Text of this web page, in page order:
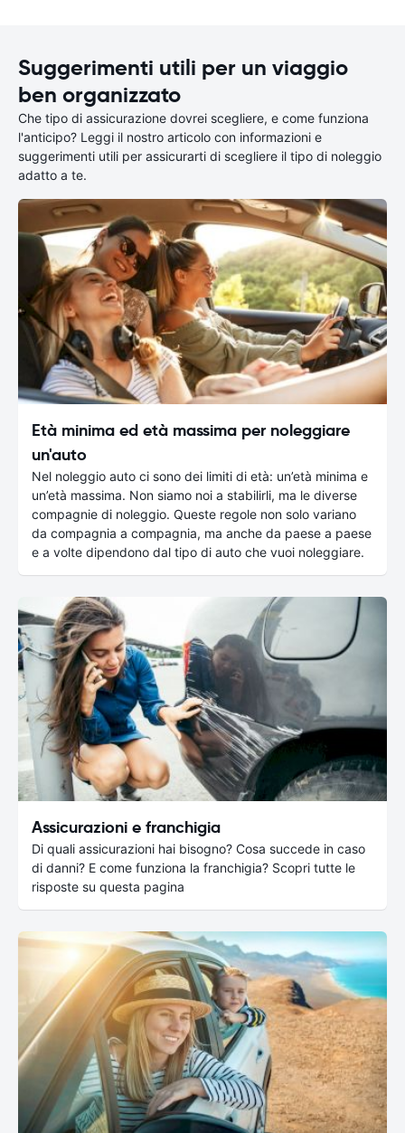
Suggerimenti utili per un viaggio
ben organizzato
Che tipo di assicurazione dovrei scegliere, e come funziona
l'anticipo? Leggi il nostro articolo con informazioni e
suggerimenti utili per assicurarti di scegliere il tipo di noleggio
adatto a te.
Età minima ed età massima per noleggiare
un'auto
Nel noleggio auto ci sono dei limiti di età: un’età minima e
un’età massima. Non siamo noi a stabilirli, ma le diverse
compagnie di noleggio. Queste regole non solo variano
da compagnia a compagnia, ma anche da paese a paese
e a volte dipendono dal tipo di auto che vuoi noleggiare.
Assicurazioni e franchigia
Di quali assicurazioni hai bisogno? Cosa succede in caso
di danni? E come funziona la franchigia? Scopri tutte le
risposte su questa pagina